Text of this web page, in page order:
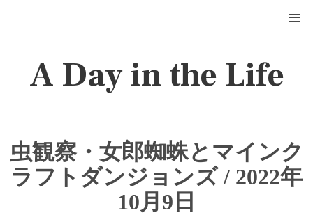
A Day in the Life
虫観察・女郎蜘蛛とマインク
ラフトダンジョンズ / 2022年
10月9日